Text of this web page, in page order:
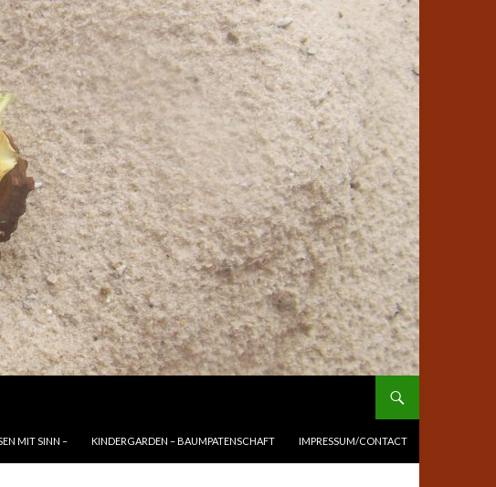
MIT SINN – KINDERGARDEN – BAUMPATENSCHAFT IMPRESSUM/CONTACT